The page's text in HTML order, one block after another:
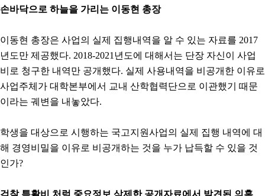
손바닥으로 하늘을 가리는 이동현 총장
이동현 총장은 사업의 실제 집행내역을 알 수 있는 자료를 2017
년도만 제공했다. 2018-2021년도에 대해서는 단장 자신이 사업
비로 청구한 내역만 공개했다. 실제 사용내역을 비공개한 이유로
사업주체가 대학본부에서 교내 산학협력단으로 이관했기 때문
이라는 궤변을 내놓았다.
학생을 대상으로 시행하는 국고지원사업의 실제 집행 내역에 대
해 경영비밀을 이유로 비공개하는 것을 누가 납득할 수 있을 것
인가?